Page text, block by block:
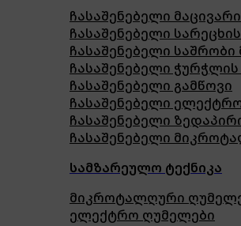
ჩასაშენებელი მაცივარი
ჩასაშენებელი
ჩასაშენებელი საშრობი
ჩასაშენებელი ჭურჭლის
ჩასაშენებელი გამწოვი
ჩასაშენებელი
ჩასაშენებელი
ჩასაშენებელი
სამზარეულო ტექნიკა
მიკროტალღური
ელექტრო ღუმელები